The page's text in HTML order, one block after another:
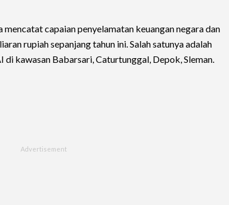
mencatat capaian penyelamatan keuangan negara dan
rupiah sepanjang tahun ini. Salah satunya adalah
kawasan Babarsari, Caturtunggal, Depok, Sleman.